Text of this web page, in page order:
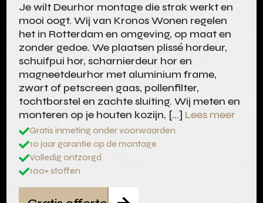
Je wilt Deurhor montage die strak werkt en
mooi oogt. Wij van Kronos Wonen regelen
het in Rotterdam en omgeving, op maat en
zonder gedoe. We plaatsen plissé hordeur,
schuifpui hor, scharnierdeur hor en
magneetdeurhor met aluminium frame,
zwart of petscreen gaas, pollenfilter,
tochtborstel en zachte sluiting. Wij meten en
monteren op je houten kozijn, […] Lees meer
Gratis inmeting onder voorwaarden
10 jaar garantie op de montage
Volledig ontzorgd
100+ stoffen